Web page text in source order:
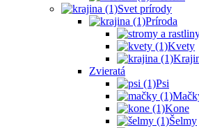
Svet prírody
Príroda
Kvety
Zvieratá
Psi
Kone
Šelmy